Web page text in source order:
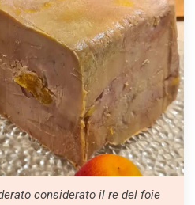
considerato il re del foie